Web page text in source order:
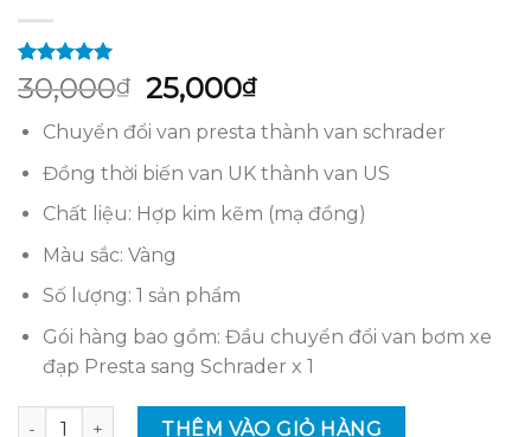
5.00 trên 5
dựa trên
1
30,000₫ Giá
gốc
là:
30,000₫.
25,000₫Giá
hiện
tại
là:
25,000₫.
Chuyển đổi van presta thành van schrader
Đồng thời biến van UK thành van US
Chất liệu: Hợp kim kẽm (mạ đồng)
Màu sắc: Vàng
Số lượng: 1 sản phẩm
Gói hàng bao gồm: Đầu chuyển đổi van bơm xe
đạp Presta sang Schrader x 1
Đầu chuyển đổi van bơm xe đạp từ Presta (van gạo) sang
THÊM VÀO GIỎ HÀNG